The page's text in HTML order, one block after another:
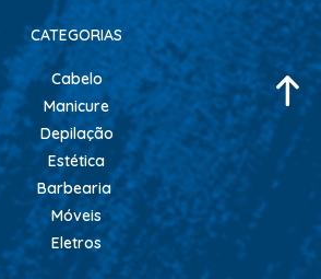
CATEGORIAS
Cabelo
Manicure
Depilação
Estética
Barbearia
Móveis
Eletros